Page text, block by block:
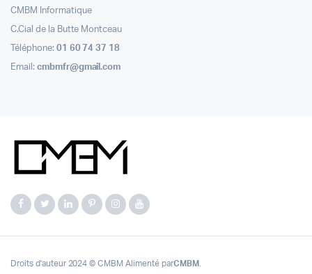
CMBM Informatique
C.Cial de la Butte Montceau
Téléphone: 01 60 74 37 18
Email: cmbmfr@gmail.com
Droits d'auteur 2024 © CMBM Alimenté parCMBM